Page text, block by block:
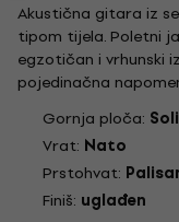
Akustična gitara iz
tipom tijela. Poletni
egzotičan i vrhunski
pojedinačna
Čvrsta smreka -
Nato - Skala: 650
20 -...
Gornja ploča:
Vrat: Nato
Prstohvat:
Finiš: uglađen